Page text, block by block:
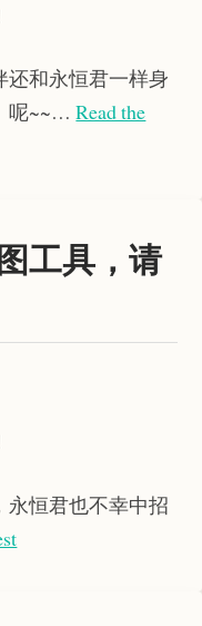
还和永恒君一样身
呢~~…Read the
工具，请
永恒君也不幸中招